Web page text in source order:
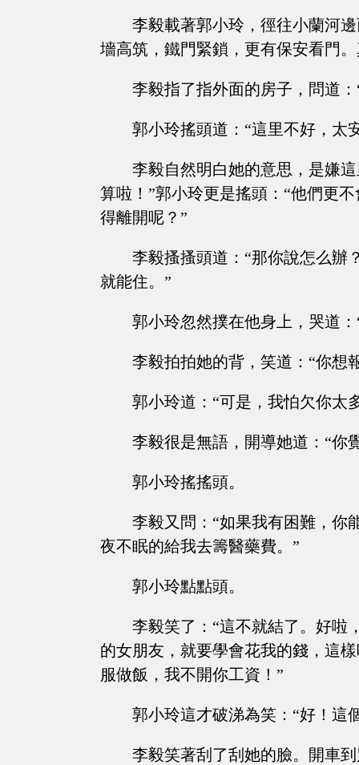
李毅載著郭小玲，徑往小蘭河
墻高筑，鐵門緊鎖，更有保安看門
李毅指了指外面的房子，問道
郭小玲搖頭道：“這里不好，太
李毅自然明白她的意思，是嫌
算啦！”郭小玲更是搖頭：“他們更
得離開呢？”
李毅搔搔頭道：“那你說怎么辦
就能住。”
郭小玲忽然撲在他身上，哭道
李毅拍拍她的背，笑道：“你想
郭小玲道：“可是，我怕欠你太
李毅很是無語，開導她道：“你
郭小玲搖搖頭。
李毅又問：“如果我有困難，你
夜不眠的給我去籌醫藥費。”
郭小玲點點頭。
李毅笑了：“這不就結了。好啦
的女朋友，就要學會花我的錢，這
服做飯，我不開你工資！”
郭小玲這才破涕為笑：“好！這
李毅笑著刮了刮她的臉。開車